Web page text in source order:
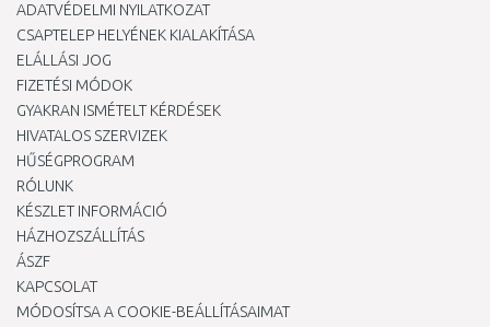
ADATVÉDELMI NYILATKOZAT
CSAPTELEP HELYÉNEK KIALAKÍTÁSA
ELÁLLÁSI JOG
FIZETÉSI MÓDOK
GYAKRAN ISMÉTELT KÉRDÉSEK
HIVATALOS SZERVIZEK
HŰSÉGPROGRAM
RÓLUNK
KÉSZLET INFORMÁCIÓ
HÁZHOZSZÁLLÍTÁS
ÁSZF
KAPCSOLAT
MÓDOSÍTSA A COOKIE-BEÁLLÍTÁSAIMAT